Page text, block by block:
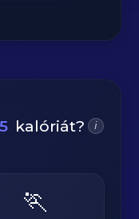
kalóriát? i
🏃